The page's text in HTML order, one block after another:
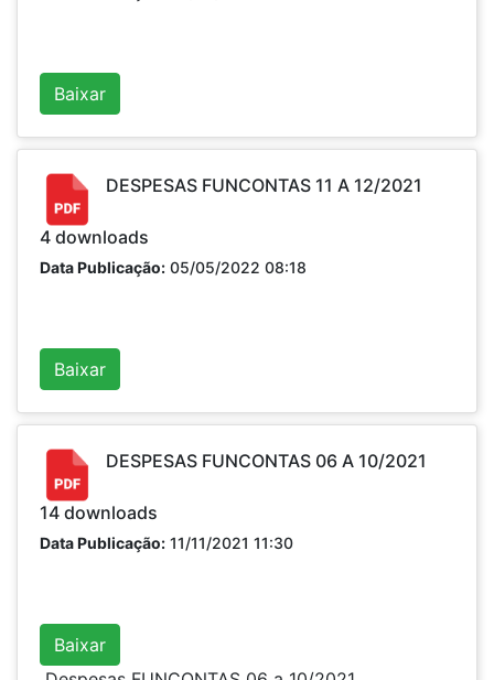
Baixar
DESPESAS FUNCONTAS 11 A 12/2021
4 downloads
Data Publicação: 05/05/2022 08:18
Baixar
DESPESAS FUNCONTAS 06 A 10/2021
14 downloads
Data Publicação: 11/11/2021 11:30
Baixar